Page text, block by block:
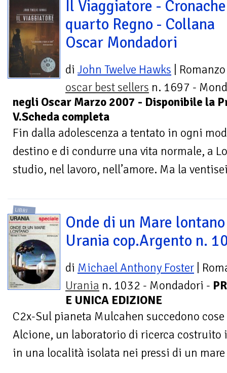
Il Viaggiatore -
quarto Regno - Collana
Oscar Mondadori
di John Twelve Hawks | Romanzo
oscar best sellers n. 1697 -
negli Oscar Marzo 2007 - Disponibile la
V.Scheda completa
Fin dalla adolescenza a tentato in ogni
destino e di condurre una vita normale, a
studio, nel lavoro, nell’amore. Ma la
LIBRI
Onde di un Mare
Urania cop.Argento n.
di Michael Anthony Foster |
Urania n. 1032 - Mondadori -
E UNICA EDIZIONE
C2x-Sul pianeta Mulcahen succedono
Alcione, un laboratorio di ricerca costruito
in una località isolata nei pressi di un